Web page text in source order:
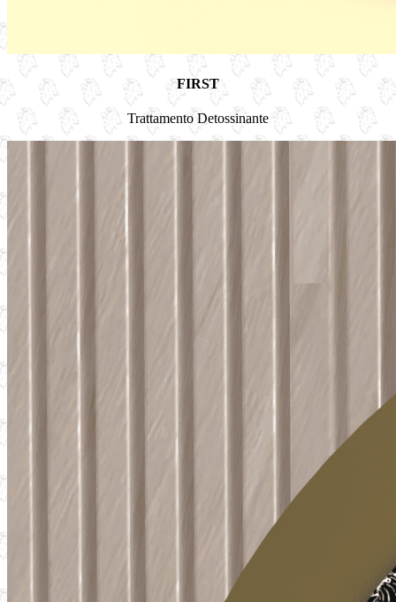
FIRST
Trattamento Detossinante